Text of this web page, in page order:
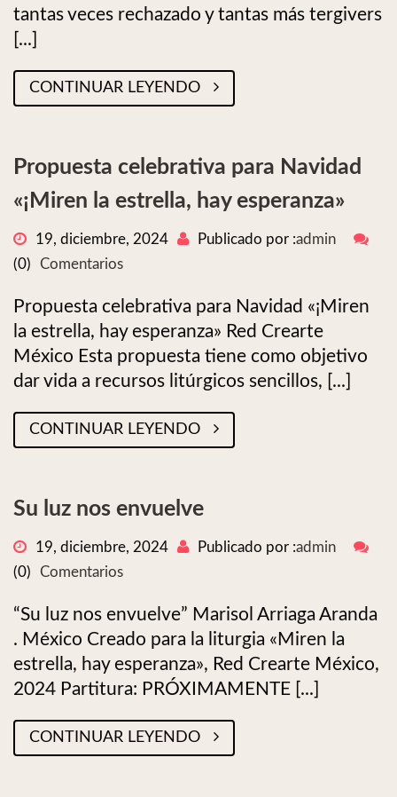
tantas veces rechazado y tantas más tergivers
[...]
CONTINUAR LEYENDO
Propuesta celebrativa para Navidad
«¡Miren la estrella, hay esperanza»
19, diciembre, 2024 Publicado por :admin
(0)
Comentarios
Propuesta celebrativa para Navidad «¡Miren
la estrella, hay esperanza» Red Crearte
México Esta propuesta tiene como objetivo
dar vida a recursos litúrgicos sencillos, [...]
CONTINUAR LEYENDO
Su luz nos envuelve
19, diciembre, 2024 Publicado por :admin
(0)
Comentarios
“Su luz nos envuelve” Marisol Arriaga Aranda
. México Creado para la liturgia «Miren la
estrella, hay esperanza», Red Crearte México,
2024 Partitura: PRÓXIMAMENTE [...]
CONTINUAR LEYENDO